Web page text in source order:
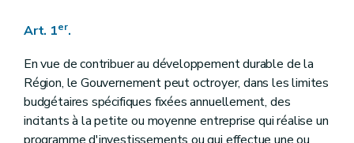
Art. 25
Art. 25
Art. 26
Art. 1er.
En vue de contribuer au développement durable de la
Région, le Gouvernement peut octroyer, dans les limites
budgétaires spécifiques fixées annuellement, des
incitants à la petite ou moyenne entreprise qui réalise un